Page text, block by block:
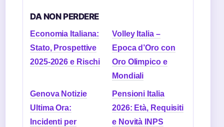
DA NON PERDERE
Economia Italiana:
Stato, Prospettive
2025-2026 e Rischi
Volley Italia –
Epoca d’Oro con
Oro Olimpico e
Mondiali
Genova Notizie
Ultima Ora:
Incidenti per
Pensioni Italia
2026: Età, Requisiti
e Novità INPS